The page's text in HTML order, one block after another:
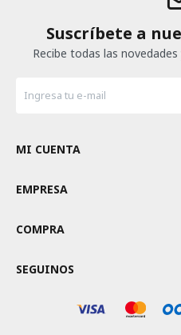
Suscríbete a
Recibe todas las
MI CUENTA
EMPRESA
COMPRA
SEGUINOS